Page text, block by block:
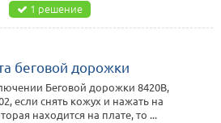
1 решение
беговой дорожки
Беговой дорожки 8420B,
если снять кожух и нажать на
находится на плате, то ...